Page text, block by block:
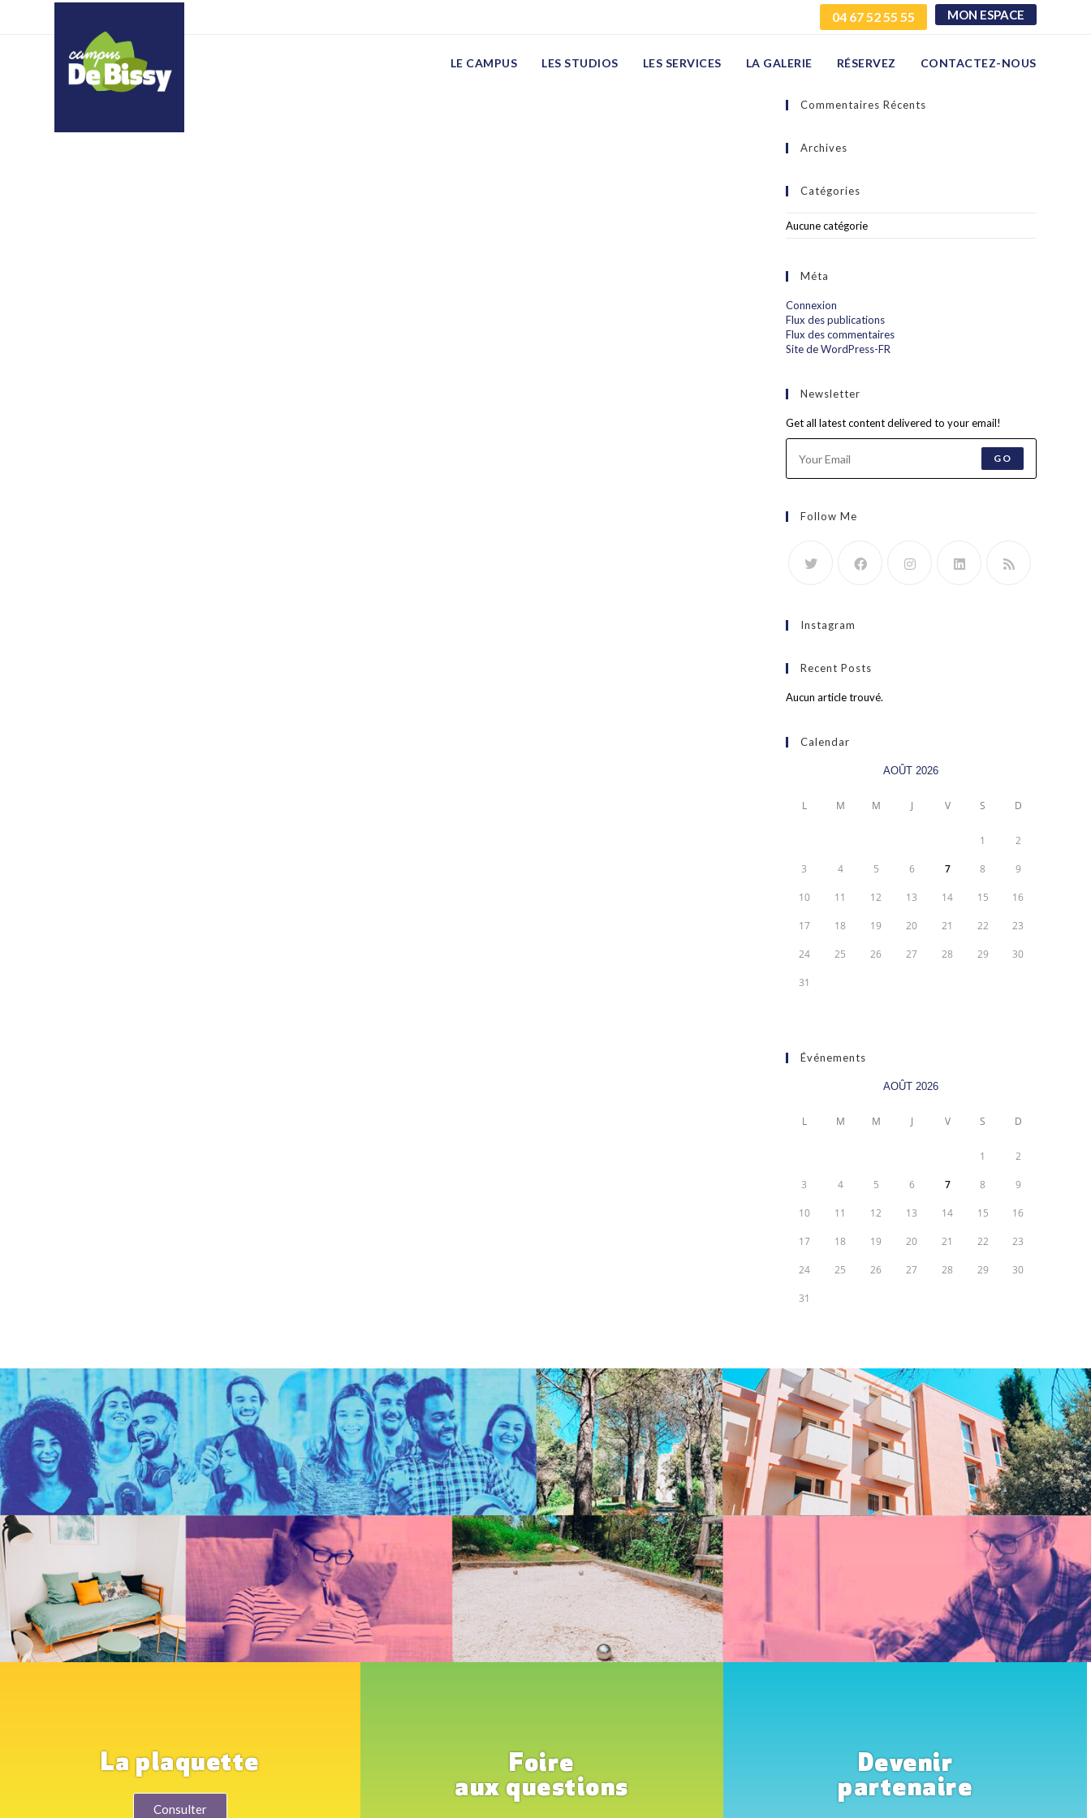
04 67 52 55 55 MON ESPACE
LE CAMPUS LES STUDIOS LES SERVICES LA GALERIE RÉSERVEZ CONTACTEZ-NOUS
ypgnoydmyp eigptitsjr
Commentaires Récents
Archives
Catégories
Aucune catégorie
Méta
Connexion
Flux des publications
Flux des commentaires
Site de WordPress-FR
Newsletter
Get all latest content delivered to your email!
GO
Follow Me
Instagram
Recent Posts
Aucun article trouvé.
Calendar
AOÛT 2026
L M M J V S D
1 2
3 4 5 6 7 8 9
10 11 12 13 14 15 16
17 18 19 20 21 22 23
24 25 26 27 28 29 30
31
Événements
AOÛT 2026
L M M J V S D
1 2
3 4 5 6 7 8 9
10 11 12 13 14 15 16
17 18 19 20 21 22 23
24 25 26 27 28 29 30
31
La plaquette
Consulter
Foire
aux questions
Devenir
partenaire